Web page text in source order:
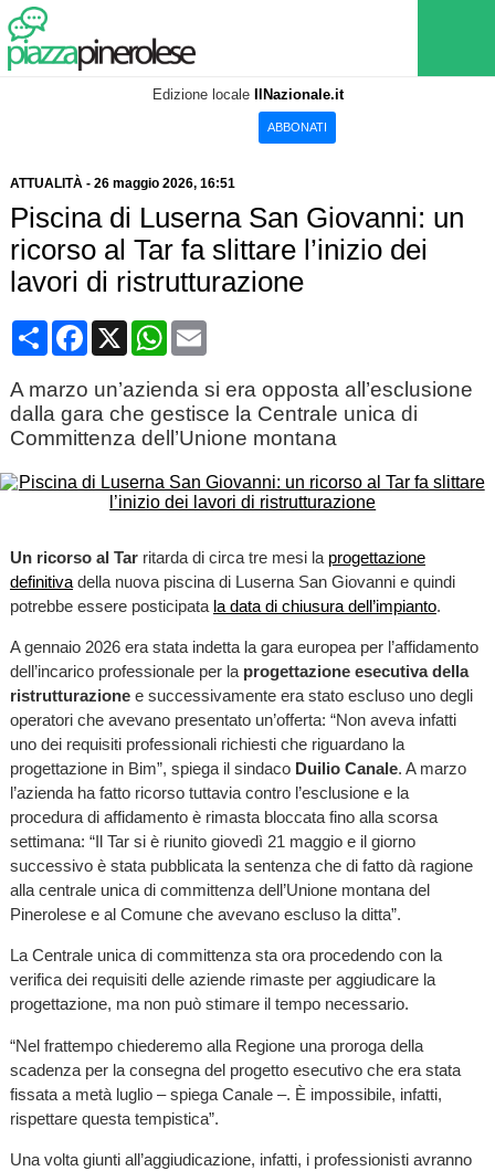
Edizione locale IlNazionale.it
ABBONATI
ATTUALITÀ- 26 maggio 2026, 16:51
Piscina di Luserna San Giovanni: un
ricorso al Tar fa slittare l’inizio dei
lavori di ristrutturazione
CondividiFacebook
X WhatsApp
Email
A marzo un’azienda si era opposta all’esclusione
dalla gara che gestisce la Centrale unica di
Committenza dell’Unione montana
Un ricorso al Tarritarda di circa tre mesi la progettazione
definitivadella nuova piscina di Luserna San Giovanni e quindi
potrebbe essere posticipata la data di chiusura dell’impianto.
A gennaio 2026 era stata indetta la gara europea per l’affidamento
dell’incarico professionale per la progettazione esecutiva della
ristrutturazionee successivamente era stato escluso uno degli
operatori che avevano presentato un’offerta: “Non aveva infatti
uno dei requisiti professionali richiesti che riguardano la
progettazione in Bim”, spiega il sindaco Duilio Canale. A marzo
l’azienda ha fatto ricorso tuttavia contro l’esclusione e la
procedura di affidamento è rimasta bloccata fino alla scorsa
settimana: “Il Tar si è riunito giovedì 21 maggio e il giorno
successivo è stata pubblicata la sentenza che di fatto dà ragione
alla centrale unica di committenza dell’Unione montana del
Pinerolese e al Comune che avevano escluso la ditta”.
La Centrale unica di committenza sta ora procedendo con la
verifica dei requisiti delle aziende rimaste per aggiudicare la
progettazione, ma non può stimare il tempo necessario.
“Nel frattempo chiederemo alla Regione una proroga della
scadenza per la consegna del progetto esecutivo che era stata
fissata a metà luglio – spiega Canale –. È impossibile, infatti,
rispettare questa tempistica”.
Una volta giunti all’aggiudicazione, infatti, i professionisti avranno